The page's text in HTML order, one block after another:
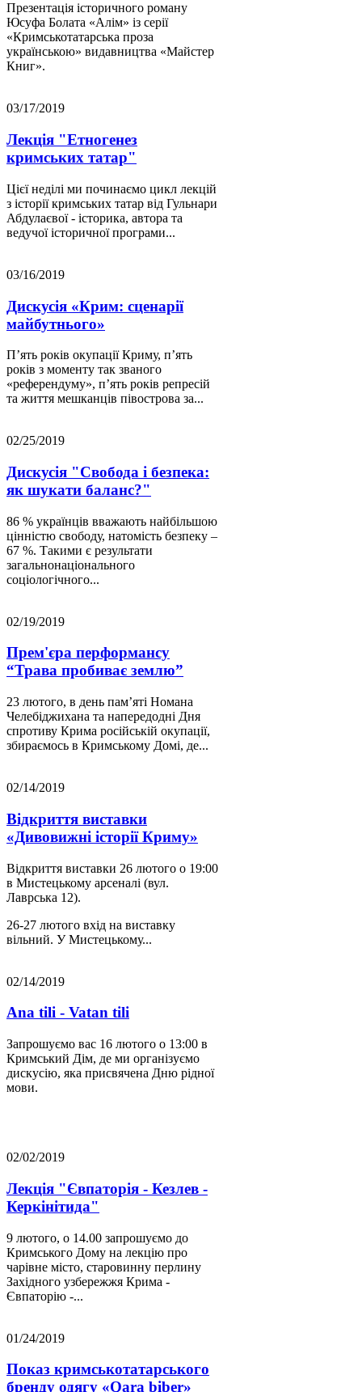
Презентація історичного роману
Юсуфа Болата «Алім» із серії
«Кримськотатарська проза
українською» видавництва «Майстер
Книг».
03/17/2019
Лекція "Етногенез
кримських татар"
Цієї неділі ми починаємо цикл лекцій
з історії кримських татар від Гульнари
Абдулаєвої - історика, автора та
ведучої історичної програми...
03/16/2019
Дискусія «Крим: сценарії
майбутнього»
П’ять років окупації Криму, п’ять
років з моменту так званого
«референдуму», п’ять років репресій
та життя мешканців півострова за...
02/25/2019
Дискусія "Свобода і безпека:
як шукати баланс?"
86 % українців вважають найбільшою
цінністю свободу, натомість безпеку –
67 %. Такими є результати
загальнонаціонального
соціологічного...
02/19/2019
Прем'єра перформансу
“Трава пробиває землю”
23 лютого, в день пам’яті Номана
Челебіджихана та напередодні Дня
спротиву Крима російській окупації,
збираємось в Кримському Домі, де...
02/14/2019
Відкриття виставки
«Дивовижні історії Криму»
Відкриття виставки 26 лютого о 19:00
в Мистецькому арсеналі (вул.
Лаврська 12).
26-27 лютого вхід на виставку
вільний. У Мистецькому...
02/14/2019
Ana tili - Vatan tili
Запрошуємо вас 16 лютого о 13:00 в
Кримський Дім, де ми організуємо
дискусію, яка присвячена Дню рідної
мови.
02/02/2019
Лекція "Євпаторія - Кезлев -
Керкінітида"
9 лютого, о 14.00 запрошуємо до
Кримського Дому на лекцію про
чарівне місто, старовинну перлину
Західного узбережжя Крима -
Євпаторію -...
01/24/2019
Показ кримськотатарського
бренду одягу «Qara biber»